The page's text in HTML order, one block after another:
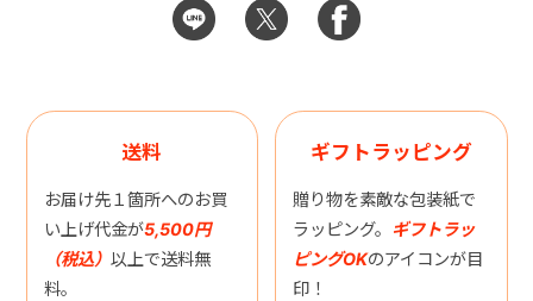
送料
お届け先１箇所へのお買
い上げ代金が5,500円
（税込） 以上で送料無
料。
ギフトラッピング
贈り物を素敵な包装紙で
ラッピング。 ギフトラッ
ピングOKのアイコンが目
印！